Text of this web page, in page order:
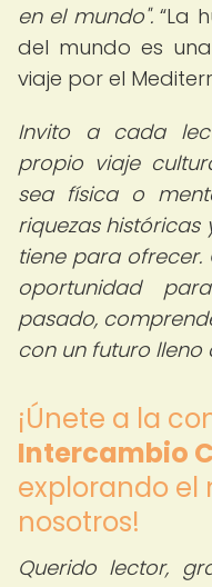
en el mundo". La
del mundo es
viaje por el
Invito a cada
propio viaje
sea física o
riquezas históricas
tiene para
oportunidad
pasado,
con un futuro lleno
¡Únete a la
Intercambio
explorando el
nosotros!
Querido lector,